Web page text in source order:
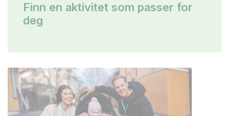
Finn en aktivitet som passer for
deg